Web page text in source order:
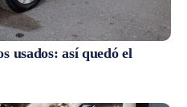
usados: así quedó el